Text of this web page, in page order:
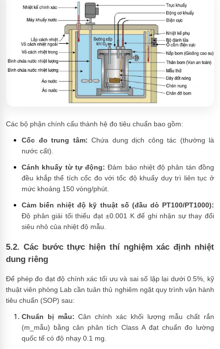
Các bộ phận chính cấu thành hệ đo tiêu chuẩn bao gồm:
Cốc đo trung tâm: Chứa dung dịch công tác (thường là
nước cất).
Cánh khuấy từ tự động: Đảm bảo nhiệt độ phân tán đồng
đều khắp thể tích cốc đo với tốc độ khuấy duy trì liên tục ở
mức khoảng 150 vòng/phút.
Cảm biến nhiệt độ kỹ thuật số (đầu dò PT100/PT1000):
Độ phân giải tối thiểu đạt ±0.001 K để ghi nhận sự thay đổi
siêu nhỏ của nhiệt độ mẫu.
5.2. Các bước thực hiện thí nghiệm xác định nhiệt
dung riêng
Để phép đo đạt độ chính xác tối ưu và sai số lặp lại dưới 0.5%, kỹ
thuật viên phòng Lab cần tuân thủ nghiêm ngặt quy trình vận hành
tiêu chuẩn (SOP) sau:
Chuẩn bị mẫu: Cân chính xác khối lượng mẫu chất rắn
(m_mẫu) bằng cân phân tích Class A đạt chuẩn đo lường
quốc tế có độ nhạy 0.1 mg.